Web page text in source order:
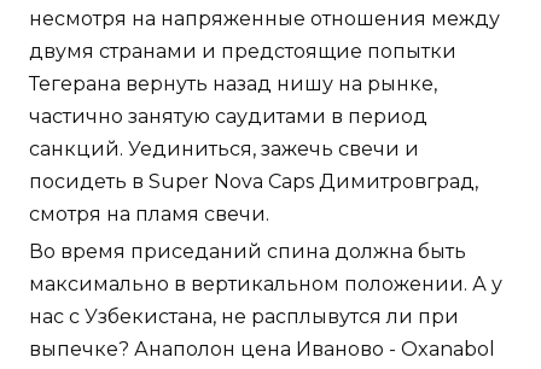
несмотря на напряженные отношения между
двумя странами и предстоящие попытки
Тегерана вернуть назад нишу на рынке,
частично занятую саудитами в период
санкций. Уединиться, зажечь свечи и
посидеть в Super Nova Caps Димитровград,
смотря на пламя свечи.
Во время приседаний спина должна быть
максимально в вертикальном положении. А у
нас с Узбекистана, не расплывутся ли при
выпечке? Анаполон цена Иваново - Oxanabol